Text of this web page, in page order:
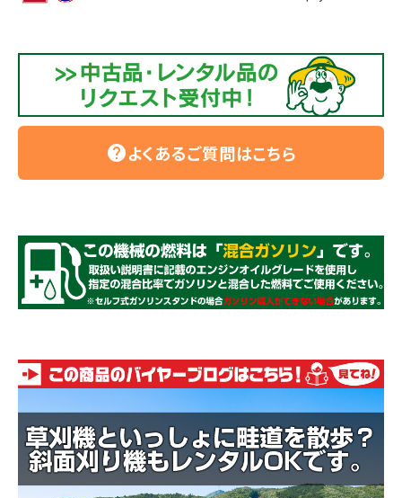
helpよくあるご質問はこちら